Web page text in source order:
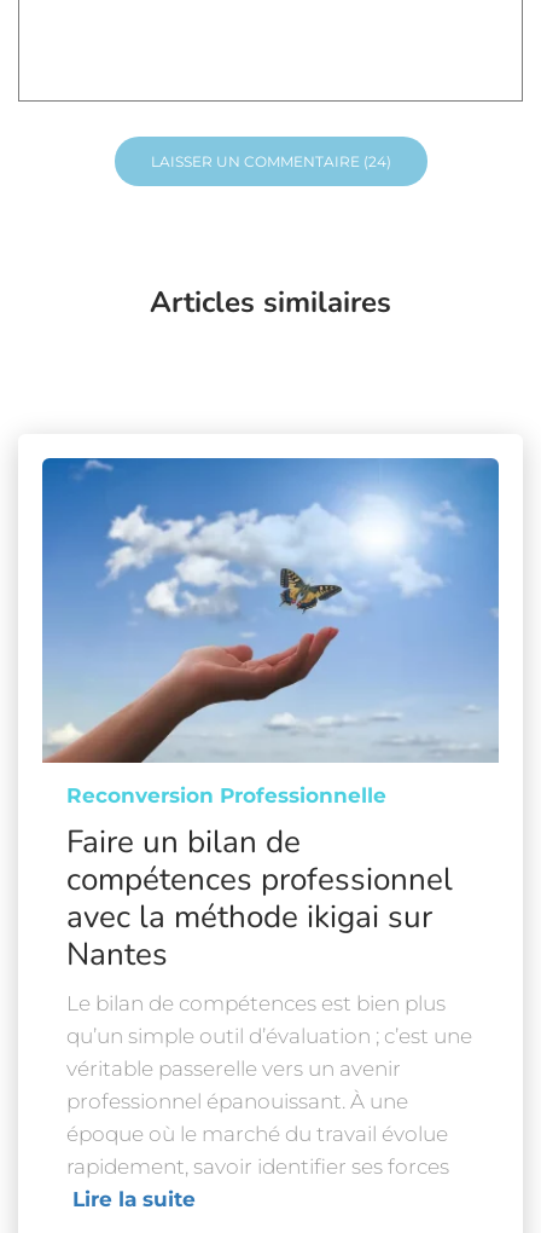
Articles similaires
Reconversion Professionnelle
Faire un bilan de
compétences professionnel
avec la méthode ikigai sur
Nantes
Le bilan de compétences est bien plus
qu’un simple outil d’évaluation ; c’est une
véritable passerelle vers un avenir
professionnel épanouissant. À une
époque où le marché du travail évolue
rapidement, savoir identifier ses forces
Lire la suite